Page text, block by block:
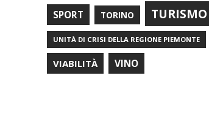
SPORT TORINO TURISMO
UNITÀ DI CRISI DELLA REGIONE PIEMONTE
VIABILITÀ VINO